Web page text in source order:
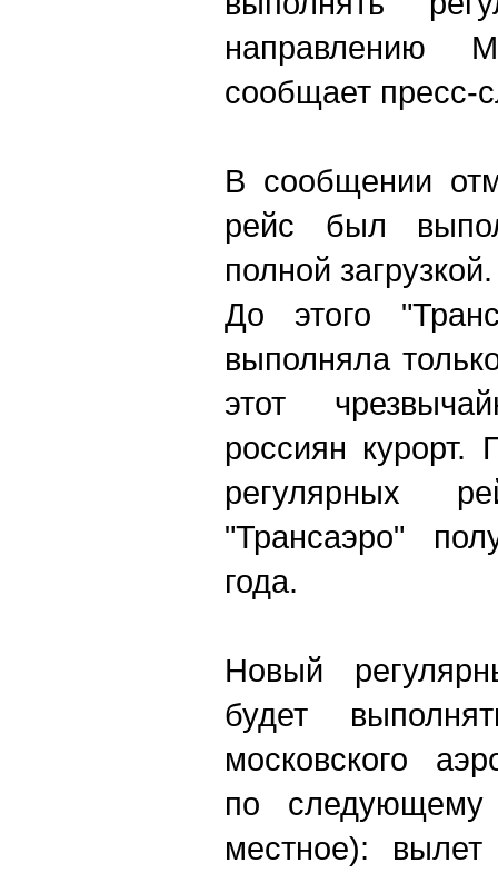
направлению
сообщает пресс-
В сообщении
рейс был
полной загрузкой.
До этого
выполняла
этот
россиян курорт.
регулярных
"Трансаэро"
года.
Новый
будет
московского
по следующему
местное):